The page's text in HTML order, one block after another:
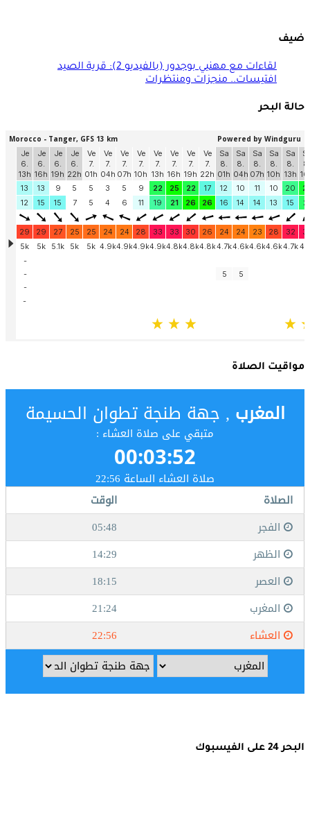
ضيف
لقاءات مع مهنيي بوجدور (بالفيديو 2): قرية الصيد
افتيسات.. منجزات ومنتظرات
حالة البحر
مواقيت الصلاة
البحر 24 على الفيسبوك